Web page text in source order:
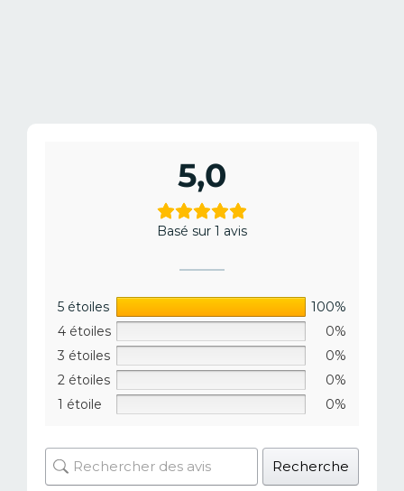
5,0
Basé sur 1 avis
5 étoiles
100%
4 étoiles
0%
3 étoiles
0%
2 étoiles
0%
1 étoile
0%
Recherche